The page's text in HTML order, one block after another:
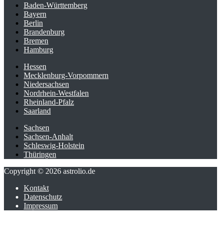
Baden-Württemberg
Bayern
Berlin
Brandenburg
Bremen
Hamburg
Hessen
Mecklenburg-Vorpommern
Niedersachsen
Nordrhein-Westfalen
Rheinland-Pfalz
Saarland
Sachsen
Sachsen-Anhalt
Schleswig-Holstein
Thüringen
Copyright © 2026 astrolio.de
Kontakt
Datenschutz
Impressum